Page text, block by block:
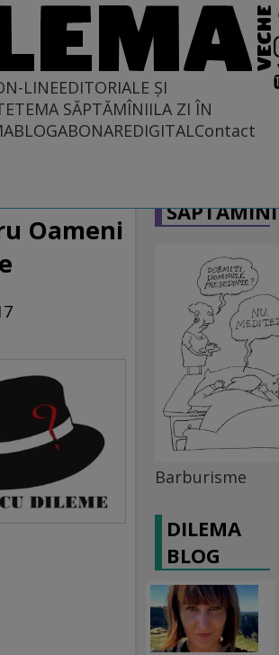
LINEEDITORIALE ȘI
TEMA SĂPTĂMÎNIILA ZI ÎN
ABONAREDIGITALContact
Oameni
Barburisme
DILEMA
BLOG